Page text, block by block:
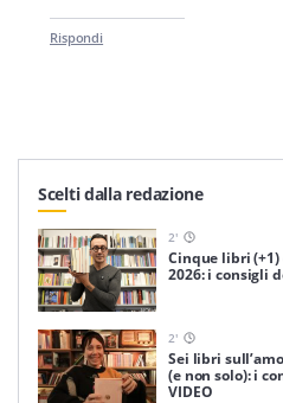
Rispondi
Scelti dalla redazione
2'
Cinque libri
2026: i consigli
2'
Sei libri
(e non solo): i
VIDEO